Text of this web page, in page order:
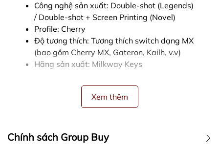
Công nghệ sản xuất: Double-shot (Legends)
/ Double-shot + Screen Printing (Novel)
Profile: Cherry
Độ tương thích: Tương thích switch dạng MX
(bao gồm Cherry MX, Gateron, Kailh, v.v)
Hãng sản xuất: Milkway Keys
Xem thêm
Chính sách Group Buy